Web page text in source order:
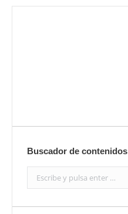
Buscador de contenidos